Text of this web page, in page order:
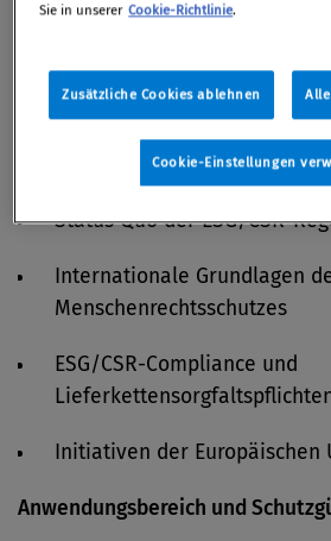
Regelungsbedarf
Status Quo der ESG/CSR-
Internationale Grundlagen
Menschenrechtsschutzes
ESG/CSR-Compliance und
Initiativen der Europäischen
Anwendungsbereich und
Sie in unserer Cookie-Richtlinie.
Zusätzliche Cookies ablehnen
Cookie-Einstellungen